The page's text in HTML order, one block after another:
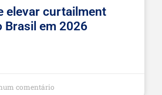
elevar curtailment
Brasil em 2026
comentário